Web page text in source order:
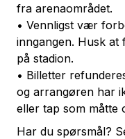
fra arenaområdet.
• Vennligst vær
inngangen. Husk at
på stadion.
• Billetter
og arrangøren har
eller tap som måtte
Har du spørsmål?